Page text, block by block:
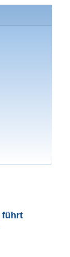
führt